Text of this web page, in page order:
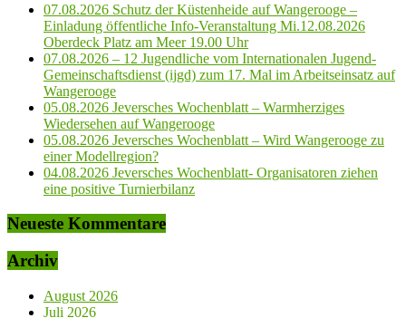
07.08.2026 Schutz der Küstenheide auf Wangerooge –
Einladung öffentliche Info-Veranstaltung Mi.12.08.2026
Oberdeck Platz am Meer 19.00 Uhr
07.08.2026 – 12 Jugendliche vom Internationalen Jugend-
Gemeinschaftsdienst (ijgd) zum 17. Mal im Arbeitseinsatz auf
Wangerooge
05.08.2026 Jeversches Wochenblatt – Warmherziges
Wiedersehen auf Wangerooge
05.08.2026 Jeversches Wochenblatt – Wird Wangerooge zu
einer Modellregion?
04.08.2026 Jeversches Wochenblatt- Organisatoren ziehen
eine positive Turnierbilanz
Neueste Kommentare
Archiv
August 2026
Juli 2026